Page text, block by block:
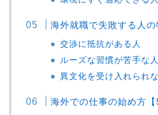
海外就職で失敗する人の
交渉に抵抗がある人
ルーズな習慣が苦手な人
異文化を受け入れられ
海外での仕事の始め方【